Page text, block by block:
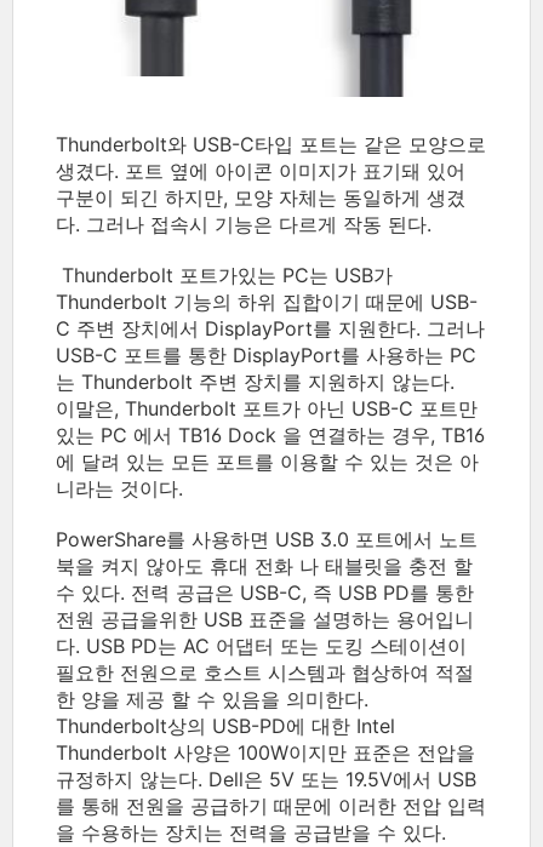
Thunderbolt와 USB-C타입 포트는 같은 모양으로
생겼다. 포트 옆에 아이콘 이미지가 표기돼 있어
구분이 되긴 하지만, 모양 자체는 동일하게 생겼
다. 그러나 접속시 기능은 다르게 작동 된다.
Thunderbolt 포트가있는 PC는 USB가
Thunderbolt 기능의 하위 집합이기 때문에 USB-
C 주변 장치에서 DisplayPort를 지원한다. 그러나
USB-C 포트를 통한 DisplayPort를 사용하는 PC
는 Thunderbolt 주변 장치를 지원하지 않는다.
이말은, Thunderbolt 포트가 아닌 USB-C 포트만
있는 PC 에서 TB16 Dock 을 연결하는 경우, TB16
에 달려 있는 모든 포트를 이용할 수 있는 것은 아
니라는 것이다.
PowerShare를 사용하면 USB 3.0 포트에서 노트
북을 켜지 않아도 휴대 전화 나 태블릿을 충전 할
수 있다. 전력 공급은 USB-C, 즉 USB PD를 통한
전원 공급을위한 USB 표준을 설명하는 용어입니
다. USB PD는 AC 어댑터 또는 도킹 스테이션이
필요한 전원으로 호스트 시스템과 협상하여 적절
한 양을 제공 할 수 있음을 의미한다.
Thunderbolt상의 USB-PD에 대한 Intel
Thunderbolt 사양은 100W이지만 표준은 전압을
규정하지 않는다. Dell은 5V 또는 19.5V에서 USB
를 통해 전원을 공급하기 때문에 이러한 전압 입력
을 수용하는 장치는 전력을 공급받을 수 있다.